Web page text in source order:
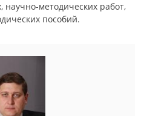
научно-методических работ,
пособий.